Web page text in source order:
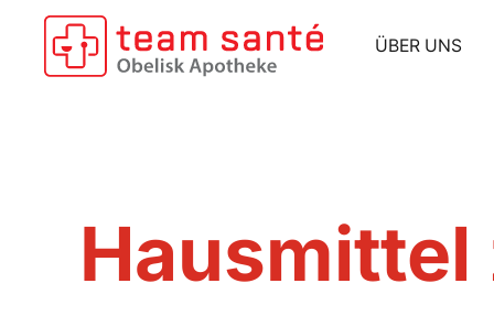
Zum Hauptinhalt springen
ÜBER UNS